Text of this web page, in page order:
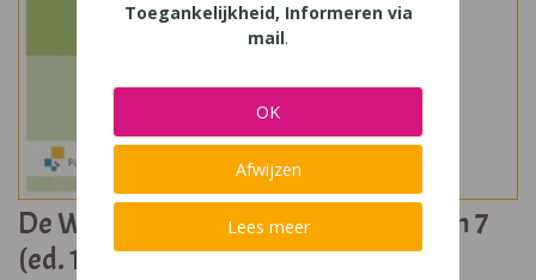
De Wiskanjers 4 Werkboek Blok 1 t-m 7
(ed. 1 - 2019)
Toegankelijkheid, Informeren via
mail.
OK
Afwijzen
Lees meer